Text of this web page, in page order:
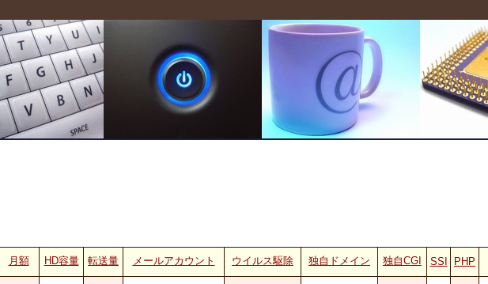
月額 HD容量 転送量 メールアカウント ウイルス駆除 独自ドメイン 独自CGI SSI PHP